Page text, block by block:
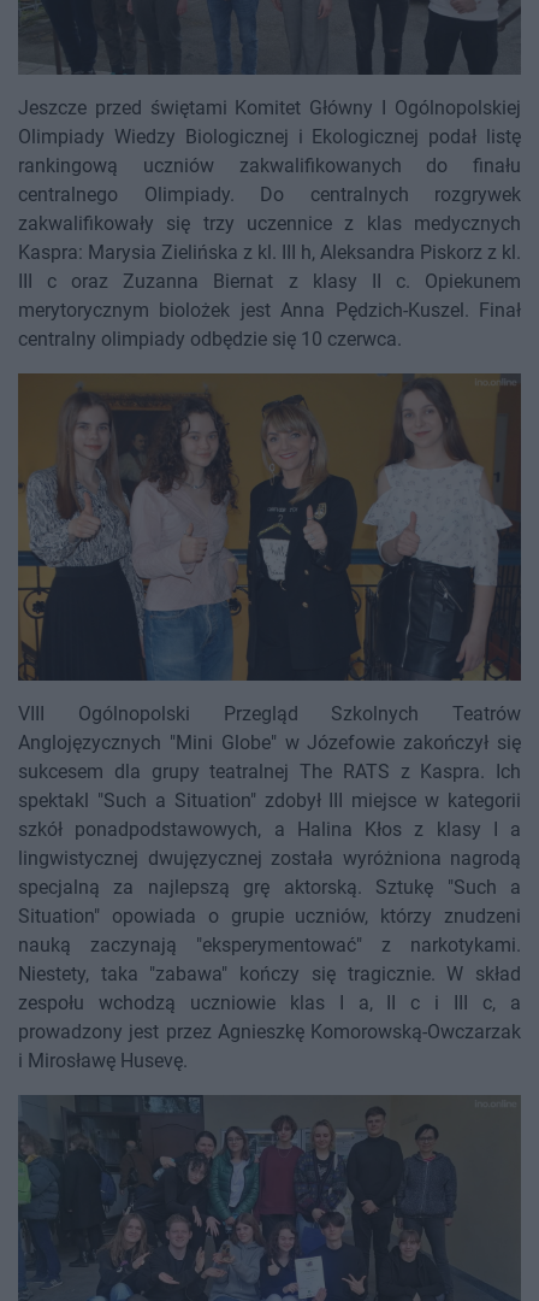
Jeszcze przed świętami Komitet Główny I Ogólnopolskiej
Olimpiady Wiedzy Biologicznej i Ekologicznej podał listę
rankingową uczniów zakwalifikowanych do finału
centralnego Olimpiady. Do centralnych rozgrywek
zakwalifikowały się trzy uczennice z klas medycznych
Kaspra: Marysia Zielińska z kl. III h, Aleksandra Piskorz z kl.
III c oraz Zuzanna Biernat z klasy II c. Opiekunem
merytorycznym biolożek jest Anna Pędzich-Kuszel. Finał
centralny olimpiady odbędzie się 10 czerwca.
VIII Ogólnopolski Przegląd Szkolnych Teatrów
Anglojęzycznych "Mini Globe" w Józefowie zakończył się
sukcesem dla grupy teatralnej The RATS z Kaspra. Ich
spektakl "Such a Situation" zdobył III miejsce w kategorii
szkół ponadpodstawowych, a Halina Kłos z klasy I a
lingwistycznej dwujęzycznej została wyróżniona nagrodą
specjalną za najlepszą grę aktorską. Sztukę "Such a
Situation" opowiada o grupie uczniów, którzy znudzeni
nauką zaczynają "eksperymentować" z narkotykami.
Niestety, taka "zabawa" kończy się tragicznie. W skład
zespołu wchodzą uczniowie klas I a, II c i III c, a
prowadzony jest przez Agnieszkę Komorowską-Owczarzak
i Mirosławę Husevę.